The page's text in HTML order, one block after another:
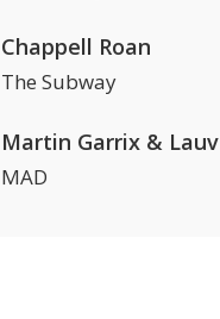
Chappell Roan
The Subway
Martin Garrix & Lauv
MAD